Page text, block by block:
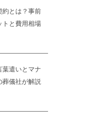
約とは？事前
トと費用相場
葉遣いとマナ
葬儀社が解説